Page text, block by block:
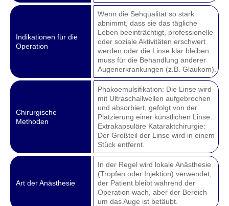
Indikationen für die
Operation
Wenn die Sehqualität so stark
abnimmt, dass sie das tägliche
Leben beeinträchtigt, professionelle
oder soziale Aktivitäten erschwert
werden oder die Linse klar bleiben
muss für die Behandlung anderer
Augenerkrankungen (z.B. Glaukom).
Chirurgische
Methoden
Phakoemulsifikation: Die Linse wird
mit Ultraschallwellen aufgebrochen
und absorbiert, gefolgt von der
Platzierung einer künstlichen Linse.
Extrakapsuläre Kataraktchirurgie:
Der Großteil der Linse wird in einem
Stück entfernt.
Art der Anästhesie
In der Regel wird lokale Anästhesie
(Tropfen oder Injektion) verwendet;
der Patient bleibt während der
Operation wach, aber der Bereich
um das Auge ist betäubt.